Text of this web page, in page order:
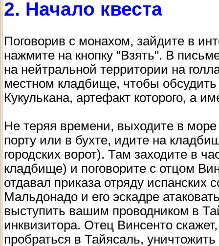
2. Начало квеста
Поговорив с монахом, зайдите в
нажмите на кнопку "Взять". В
на нейтральной территории на
местном кладбище, чтобы обсудить
Кукулькана, артефакт которого, а
Не теряя времени, выходите в
порту или в бухте, идите на
городских ворот). Там заходите в
кладбище) и поговорите с отцом
отдавал приказа отряду
Мальдонадо и его эскадре
выступить вашим проводником в
инквизитора. Отец Винсенто
пробраться в Тайясаль,